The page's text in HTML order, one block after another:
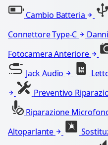
Cambio Batteria
Connettore Type-C
Fotocamera Anteriore
Jack Audio
Preventivo
Riparazione
Altoparlante